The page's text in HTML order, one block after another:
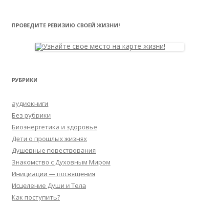
ПРОВЕДИТЕ РЕВИЗИЮ СВОЕЙ ЖИЗНИ!
РУБРИКИ
аудиокниги
Без рубрики
Биоэнергетика и здоровье
Дети о прошлых жизнях
Душевные повествования
Знакомство с Духовным Миром
Инициации — посвящения
Исцеление Души и Тела
Как поступить?